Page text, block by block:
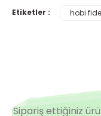
Etiketler : hobi
Sipariş ettiğiniz